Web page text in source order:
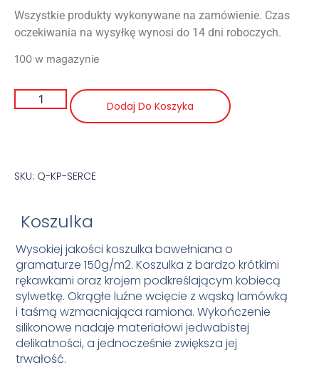
Wszystkie produkty wykonywane na zamówienie. Czas
oczekiwania na wysyłkę wynosi do 14 dni roboczych.
100 w magazynie
Dodaj Do Koszyka
SKU: Q-KP-SERCE
Koszulka
Wysokiej jakości koszulka bawełniana o
gramaturze 150g/m2. Koszulka z bardzo krótkimi
rękawkami oraz krojem podkreślającym kobiecą
sylwetkę. Okrągłe luźne wcięcie z wąską lamówką
i taśmą wzmacniająca ramiona. Wykończenie
silikonowe nadaje materiałowi jedwabistej
delikatności, a jednocześnie zwiększa jej
trwałość.